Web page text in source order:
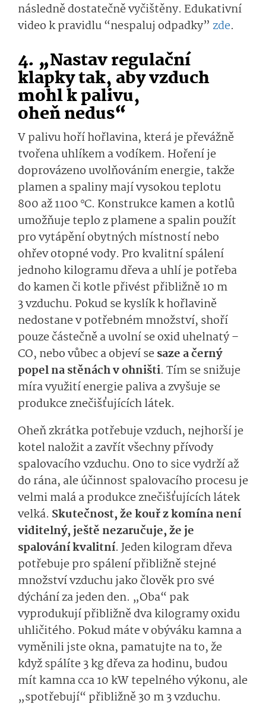
následně dostatečně vyčištěny. Edukativní
video k pravidlu “nespaluj odpadky” zde.
4. „Nastav regulační
klapky tak, aby vzduch
mohl k palivu,
oheň nedus“
V palivu hoří hořlavina, která je převážně
tvořena uhlíkem a vodíkem. Hoření je
doprovázeno uvolňováním energie, takže
plamen a spaliny mají vysokou teplotu
800 až 1100 °C. Konstrukce kamen a kotlů
umožňuje teplo z plamene a spalin použít
pro vytápění obytných místností nebo
ohřev otopné vody. Pro kvalitní spálení
jednoho kilogramu dřeva a uhlí je potřeba
do kamen či kotle přivést přibližně 10 m
3 vzduchu. Pokud se kyslík k hořlavině
nedostane v potřebném množství, shoří
pouze částečně a uvolní se oxid uhelnatý –
CO, nebo vůbec a objeví sesaze a černý
popel na stěnách v ohništi. Tím se snižuje
míra využití energie paliva a zvyšuje se
produkce znečišťujících lá­tek.
Oheň zkrátka potřebuje vzduch, nejhorší je
kotel naložit a zavřít všechny přívody
spalovacího vzduchu. Ono to sice vydrží až
do rána, ale účinnost spalovacího procesu je
velmi malá a produkce znečišťujících látek
velká. Skutečnost, že kouř z komína není
viditelný, ještě nezaručuje, že je
spalování kvalitní. Jeden kilogram dřeva
potřebuje pro spálení přibližně stejné
množství vzduchu jako člověk pro své
dýchání za jeden den. „Oba“ pak
vyprodukují přibližně dva kilogramy oxidu
uhličitého. Pokud máte v obýváku kamna a
vyměnili jste okna, pamatujte na to, že
když spálíte 3 kg dřeva za hodinu, budou
mít kamna cca 10 kW tepelného výkonu, ale
„spotřebují“ přibližně 30 m 3 vzduchu.